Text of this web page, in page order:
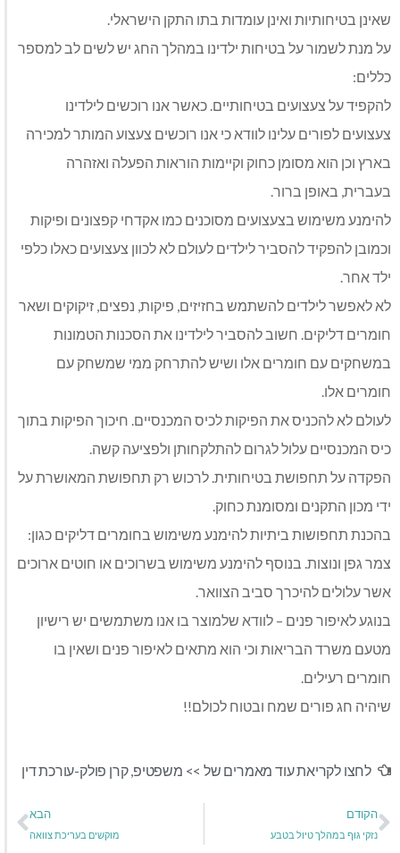
שאינן בטיחותיות ואינן עומדות בתו התקן הישראלי.
על מנת לשמור על בטיחות ילדינו במהלך החג יש לשים לב למספר
כללים:
להקפיד על צעצועים בטיחותיים. כאשר אנו רוכשים לילדינו
צעצועים לפורים עלינו לוודא כי אנו רוכשים צעצוע המותר למכירה
בארץ וכן הוא מסומן כחוק וקיימות הוראות הפעלה ואזהרה
בעברית, באופן ברור.
להימנע משימוש בצעצועים מסוכנים כמו אקדחי קפצונים ופיקות
וכמובן להפקיד להסביר לילדים לעולם לא לכוון צעצועים כאלו כלפי
ילד אחר.
לא לאפשר לילדים להשתמש בחזיזים, פיקות, נפצים, זיקוקים ושאר
חומרים דליקים. חשוב להסביר לילדינו את הסכנות הטמונות
במשחקים עם חומרים אלו ושיש להתרחק ממי שמשחק עם
חומרים אלו.
לעולם לא להכניס את הפיקות לכיס המכנסיים. חיכוך הפיקות בתוך
כיס המכנסיים עלול לגרום להתלקחותן ולפציעה קשה.
הפקדה על תחפושת בטיחותית. לרכוש רק תחפושת המאושרת על
ידי מכון התקנים ומסומנת כחוק.
בהכנת תחפושות ביתיות להימנע משימוש בחומרים דליקים כגון:
צמר גפן ונוצות. בנוסף להימנע משימוש בשרוכים או חוטים ארוכים
אשר עלולים להיכרך סביב הצוואר.
בנוגע לאיפור פנים – לוודא שלמוצר בו אנו משתמשים יש רישיון
מטעם משרד הבריאות וכי הוא מתאים לאיפור פנים ושאין בו
חומרים רעילים.
שיהיה חג פורים שמח ובטוח לכולם!!
לחצו לקריאת עוד מאמרים של >> משפטיפ,קרן פולק-עורכת דין
הקודם
נזקי גוף במהלך טיול בטבע
הבא
מוקשים בעריכת צוואה